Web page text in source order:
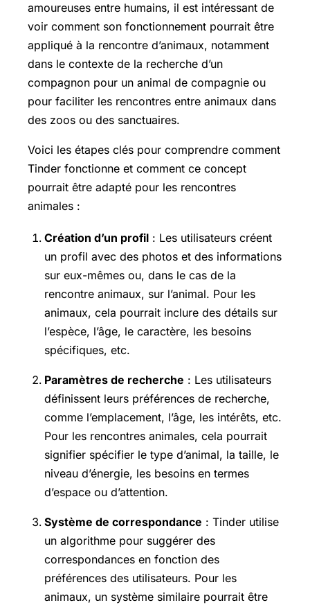
amoureuses entre humains, il est intéressant de
voir comment son fonctionnement pourrait être
appliqué à la rencontre d’animaux, notamment
dans le contexte de la recherche d’un
compagnon pour un animal de compagnie ou
pour faciliter les rencontres entre animaux dans
des zoos ou des sanctuaires.
Voici les étapes clés pour comprendre comment
Tinder fonctionne et comment ce concept
pourrait être adapté pour les rencontres
animales :
Création d’un profil : Les utilisateurs créent
un profil avec des photos et des informations
sur eux-mêmes ou, dans le cas de la
rencontre animaux, sur l’animal. Pour les
animaux, cela pourrait inclure des détails sur
l’espèce, l’âge, le caractère, les besoins
spécifiques, etc.
Paramètres de recherche : Les utilisateurs
définissent leurs préférences de recherche,
comme l’emplacement, l’âge, les intérêts, etc.
Pour les rencontres animales, cela pourrait
signifier spécifier le type d’animal, la taille, le
niveau d’énergie, les besoins en termes
d’espace ou d’attention.
Système de correspondance : Tinder utilise
un algorithme pour suggérer des
correspondances en fonction des
préférences des utilisateurs. Pour les
animaux, un système similaire pourrait être